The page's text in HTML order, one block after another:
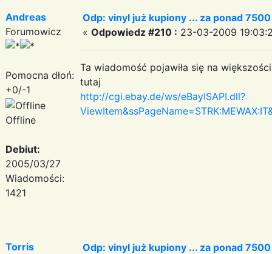
Andreas
Forumowicz
Pomocna dłoń:
+0/-1
Offline
Debiut:
2005/03/27
Wiadomości:
1421
Odp: vinyl już kupiony ... za ponad 7500
« Odpowiedz #210 : 23-03-2009
Ta wiadomość pojawiła się na
tutaj
http://cgi.ebay.de/ws/eBayISAPI.dll?
Torris
Odp: vinyl już kupiony ... za ponad 7500